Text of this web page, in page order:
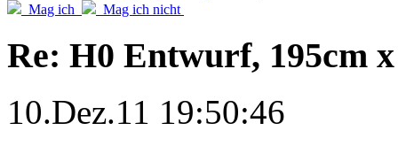
Mag ich
Mag ich nicht
Re: H0 Entwurf, 195cm
10.Dez.11 19:50:46